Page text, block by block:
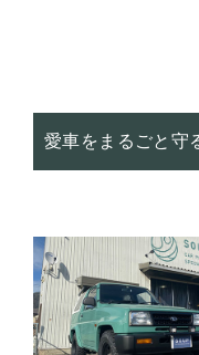
愛車をまるごと守